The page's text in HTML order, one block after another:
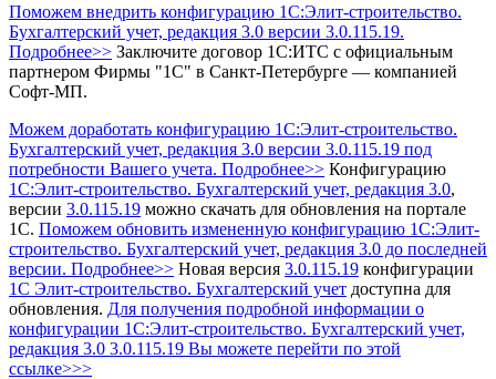
Поможем внедрить конфигурацию 1С:Элит-строительство.
Бухгалтерский учет, редакция 3.0 версии 3.0.115.19.
Подробнее>> Заключите договор 1С:ИТС с официальным
партнером Фирмы "1С" в Санкт-Петербурге — компанией
Софт-МП.
Можем доработать конфигурацию 1С:Элит-строительство.
Бухгалтерский учет, редакция 3.0 версии 3.0.115.19 под
потребности Вашего учета. Подробнее>> Конфигурацию
1С:Элит-строительство. Бухгалтерский учет, редакция 3.0,
версии 3.0.115.19 можно скачать для обновления на портале
1С. Поможем обновить измененную конфигурацию 1С:Элит-
строительство. Бухгалтерский учет, редакция 3.0 до последней
версии. Подробнее>> Новая версия 3.0.115.19 конфигурации
1С Элит-строительство. Бухгалтерский учет доступна для
обновления. Для получения подробной информации о
конфигурации 1С:Элит-строительство. Бухгалтерский учет,
редакция 3.0 3.0.115.19 Вы можете перейти по этой
ссылке>>>